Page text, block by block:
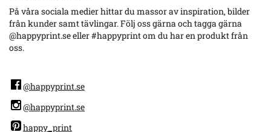
På våra sociala medier hittar du massor av inspiration, bilder
från kunder samt tävlingar. Följ oss gärna och tagga gärna
@happyprint.se eller #happyprint om du har en produkt från
oss.
@happyprint.se
@happyprint.se
happy_print